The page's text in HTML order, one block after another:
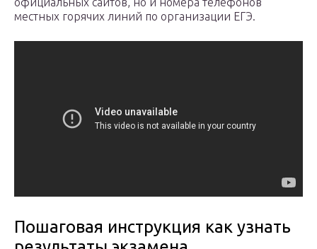
местных горячих линий по организации ЕГЭ.
Пошаговая инструкция как узнать